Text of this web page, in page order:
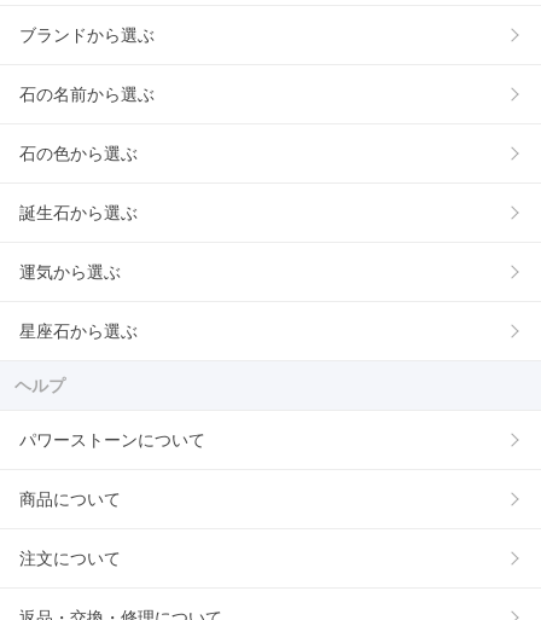
ブランドから選ぶ
石の名前から選ぶ
石の色から選ぶ
誕生石から選ぶ
運気から選ぶ
星座石から選ぶ
ヘルプ
パワーストーンについて
商品について
注文について